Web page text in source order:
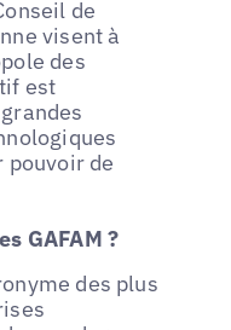
de
visent à
des
est
pouvoir de
GAFAM ?
des plus